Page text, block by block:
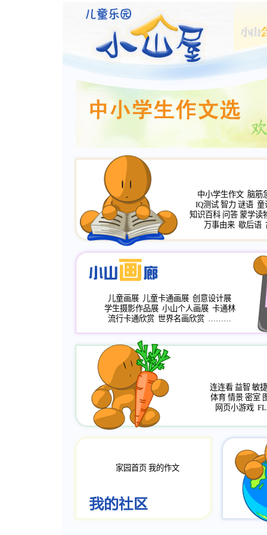
中小学生作文 脑筋
IQ测试 智力 谜语 童
知识百科 问答 蒙学读
万事由来 歇后语
儿童画展 儿童卡通画展 创意设计展
学生摄影作品展 小山个人画展 卡通林
流行卡通欣赏 世界名画欣赏 ………
连连看 益智 敏捷
体育 情景 密室
网页小游戏
家园首页 我的作文